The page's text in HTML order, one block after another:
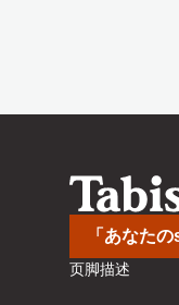
「あなた
页脚描述